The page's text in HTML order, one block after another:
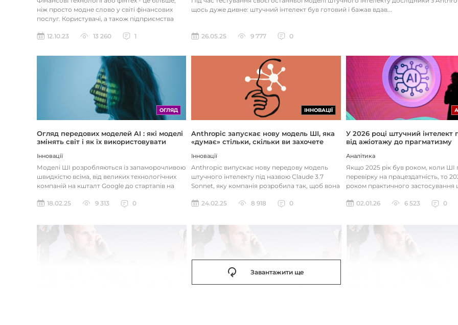
ніж просто модне слово у світі фінансових
послуг. Користувачі, а також підприємства
12.10.23
13 260 1
щось дуже дивне: штучний інтелект був готовий і бажав вдав...
26.05.25 9 777 0
ОГЛЯД
Огляд передових моделей AI : які моделі
змінять світ і як їх використовувати
Інновації
Моделі ШІ розробляються із запаморочливою
швидкістю всіма, від великих технологічних
компаній на кшталт Google до стартапів на
18.02.25
9 313 0
ІННОВАЦІЇ
Anthropic запускає нову модель ШІ, яка
«думає» стільки, скільки ви захочете
Інновації
Anthropic випускає нову передову модель
штучного інтелекту під назвою Claude 3.7
Sonnet, яку компанія розробила так, щоб вона
24.02.25
8 918 0
У 2026 році штучний інтелект
від ажіотажу до прагматизму
Аналітика
Якщо 2025 рік був роком, коли
перевірку на працездатність, то
роком практичного застосування
02.01.26
6 523 0
Завантажити ще